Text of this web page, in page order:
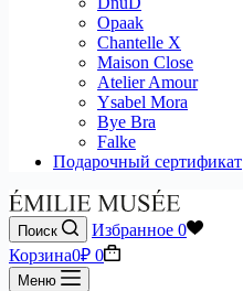
Opaak
Chantelle X
Maison Close
Atelier Amour
Ysabel Mora
Bye Bra
Falke
Подарочный сертификат
Поиск Избранное 0
Корзина0₽ 0
Меню